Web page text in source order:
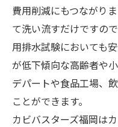
費用削減にもつながり
て洗い流すだけですの
用排水試験においても
が低下傾向な高齢者や
デパートや食品工場、
ことができます。
カビバスターズ福岡はカ